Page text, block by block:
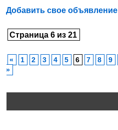
Добавить свое объявление
Страница 6 из 21
« 1 2 3 4 5 6 7 8 9
»